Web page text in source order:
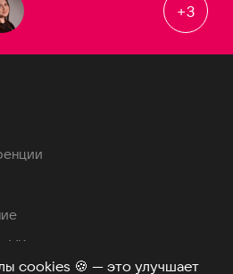
cookies 🍪 — это улучшает
+3
VK